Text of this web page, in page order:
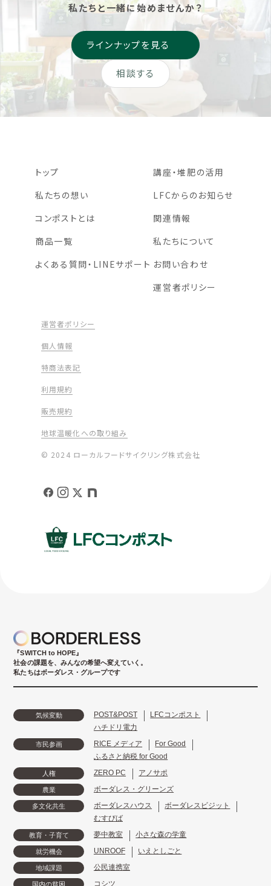
私たちと一緒に始めませんか？
相談する
ラインナップを見る
トップ
私たちの想い
コンポストとは
商品一覧
よくある質問・LINEサポート
講座・堆肥の活用
LFCからのお知らせ
関連情報
私たちについて
お問い合わせ
運営者ポリシー
© 2024 ローカルフードサイクリング株式会社
運営者ポリシー
個人情報
特商法表記
利用規約
販売規約
地球温暖化への取り組み
『SWITCH to HOPE』
社会の課題を、みんなの希望へ変えていく。
私たちはボーダレス・グループです
気候変動 POST&POST
LFCコンポスト
ハチドリ電力
市民参画 RICE メディア
For Good
ふるさと納税 for Good
人権 ZERO PC アノサポ
農業 ボーダレス・グリーンズ
多文化共生 ボーダレスハウス
ボーダレスビジット
むすびば
教育・子育て 夢中教室 小さな森の学童
就労機会 UNROOF いえとしごと
地域課題 公民連携室
国内の貧困 コシツ